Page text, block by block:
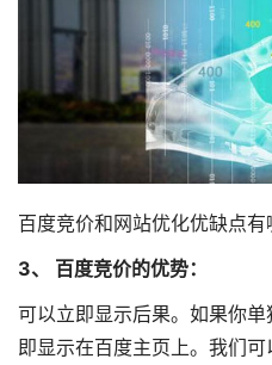
百度竞价和网站优化优缺点有
3、 百度竞价的优势：
可以立即显示后果。如果你
即显示在百度主页上。我们可